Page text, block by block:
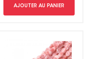
AJOUTER AU PANIER